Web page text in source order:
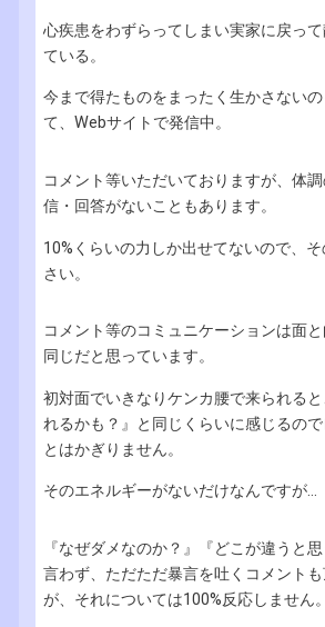
心疾患をわずらってしまい実家に戻っ
ている。
今まで得たものをまったく生かさない
て、Webサイトで発信中。
コメント等いただいておりますが、体
信・回答がないこともあります。
10%くらいの力しか出せてないので、
さい。
コメント等のコミュニケーションは面
同じだと思っています。
初対面でいきなりケンカ腰で来られる
れるかも？』と同じくらいに感じるの
とはかぎりません。
そのエネルギーがないだけなんですが...
『なぜダメなのか？』『どこが違うと
言わず、ただただ暴言を吐くコメント
が、それについては100%反応しません。